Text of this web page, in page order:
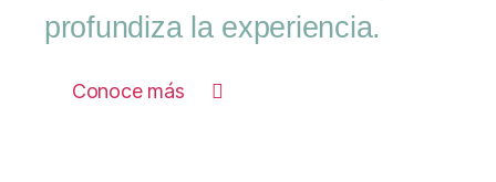
profundiza la experiencia.
Conoce más